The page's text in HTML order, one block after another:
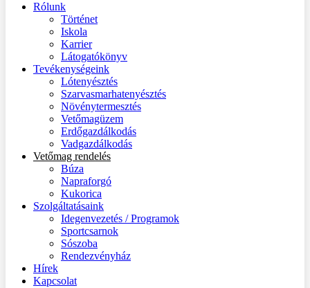
Rólunk
Történet
Iskola
Karrier
Látogatókönyv
Tevékenységeink
Lótenyésztés
Szarvasmarhatenyésztés
Növénytermesztés
Vetőmagüzem
Erdőgazdálkodás
Vadgazdálkodás
Vetőmag rendelés
Búza
Napraforgó
Kukorica
Szolgáltatásaink
Idegenvezetés / Programok
Sportcsarnok
Sószoba
Rendezvényház
Hírek
Kapcsolat